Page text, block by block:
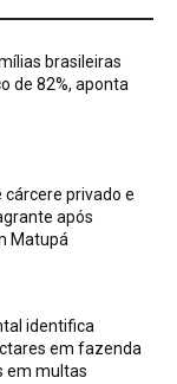
brasileiras
de 82%, aponta
cárcere privado e
após
Matupá
identifica
em fazenda
em multas